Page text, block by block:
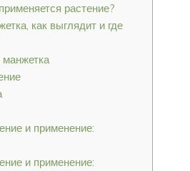
растение?
как выглядит и где
и применение:
и применение: